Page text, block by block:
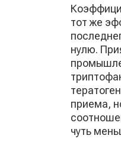
тот же
нулю.
приема,
чуть